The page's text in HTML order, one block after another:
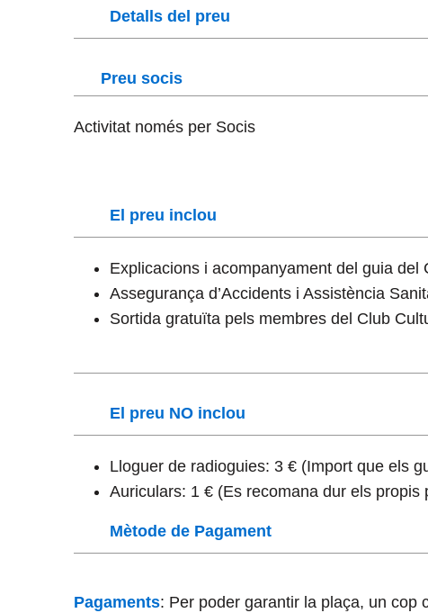
Detalls del preu
Preu socis
Activitat només per Socis
El preu inclou
Explicacions i acompanyament del guia del
Assegurança d’Accidents i Assistència
Sortida gratuïta pels membres del Club
El preu NO inclou
Lloguer de radioguies: 3 € (Import que els
Auriculars: 1 € (Es recomana dur els propis
Mètode de Pagament
Pagaments: Per poder garantir la plaça, un cop